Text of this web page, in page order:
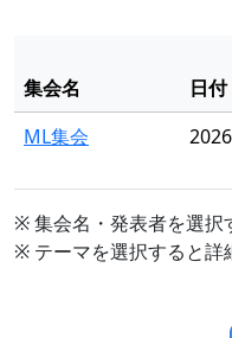
集会名 日付
ML集会
※ 集会名・発表者を選択
※ テーマを選択すると詳